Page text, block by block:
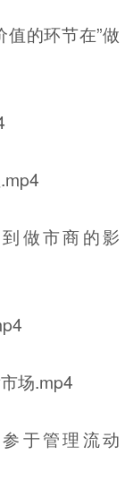
的环节在”做
做市商的影
场.mp4
于管理流动